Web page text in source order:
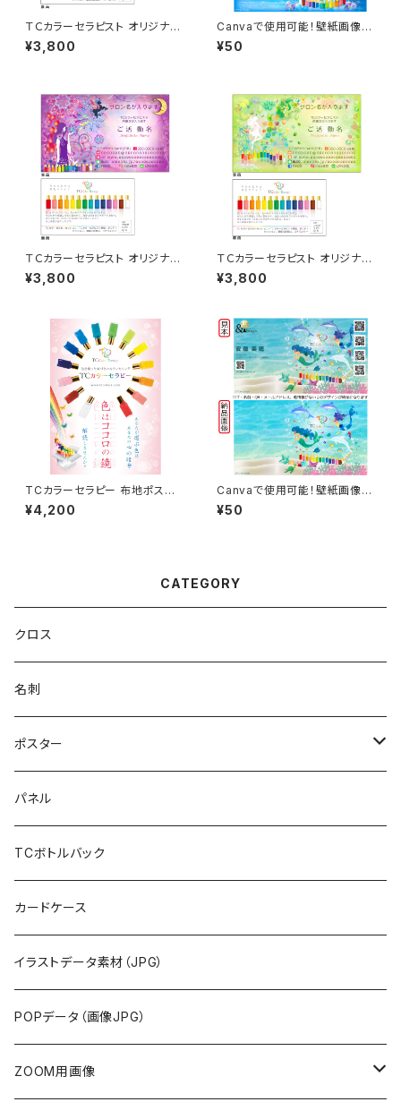
ＴＣカラーセラピスト オリジナル
名刺 50枚
¥3,800
Canvaで使用可能！壁紙画像素
材 ブルー
¥50
ＴＣカラーセラピスト オリジナル
名刺 50枚
¥3,800
ＴＣカラーセラピスト オリジナル
名刺 50枚
¥3,800
TCカラーセラピー 布地ポスタ
ー A1サイズ
¥4,200
Canvaで使用可能！壁紙画像素
材 ターコイズ
¥50
CATEGORY
クロス
名刺
ポスター
布地
紙
パネル
TCボトルバック
カードケース
イラストデータ素材（JPG）
POPデータ（画像JPG）
ZOOM用画像